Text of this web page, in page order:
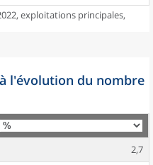
exploitations principales,
l'évolution du nombre
2,7